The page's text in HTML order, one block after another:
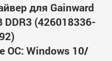
для Gainward
DDR3 (426018336-
ОС: Windows 10/